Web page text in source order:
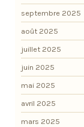
septembre 2025
août 2025
juillet 2025
juin 2025
mai 2025
avril 2025
mars 2025